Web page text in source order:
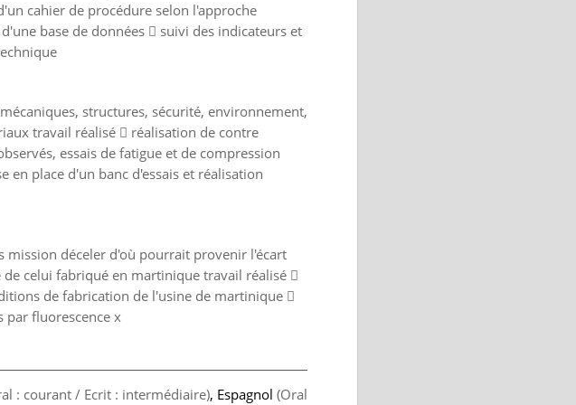
cahier de procédure selon l'approche
base de données  suivi des indicateurs et
structures, sécurité, environnement,
travail réalisé  réalisation de contre
essais de fatigue et de compression
en place d'un banc d'essais et réalisation
déceler d'où pourrait provenir l'écart
celui fabriqué en martinique travail réalisé 
de fabrication de l'usine de martinique 
par fluorescence x
: courant / Ecrit : intermédiaire), Espagnol (Oral